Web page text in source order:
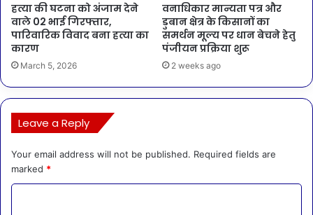
हत्या की घटना को अंजाम देने
वाले 02 भाई गिरफ्तार,
पारिवारिक विवाद बना हत्या का
कारण
March 5, 2026
वनाधिकार मान्यता पत्र और
डुबान क्षेत्र के किसानों का
समर्थन मूल्य पर धान बेचने हेतु
पंजीयन प्रक्रिया शुरू
2 weeks ago
Leave a Reply
Your email address will not be published. Required fields are
marked *